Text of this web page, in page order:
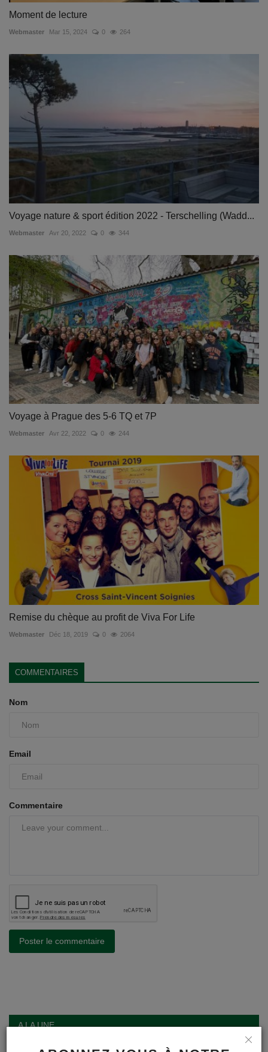
Moment de lecture
Webmaster Mar 15, 2024 0 264
Voyage nature & sport édition 2022 - Terschelling (Wadd...
Webmaster Avr 20, 2022 0 344
Voyage à Prague des 5-6 TQ et 7P
Webmaster Avr 22, 2022 0 244
Remise du chèque au profit de Viva For Life
Webmaster Déc 18, 2019 0 2064
COMMENTAIRES
Nom
Email
Commentaire
Poster le commentaire
A LA UNE